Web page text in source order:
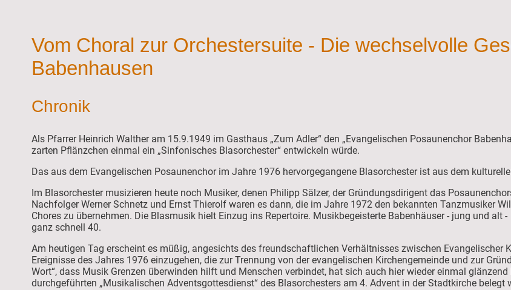
Vom Choral zur Orchestersuite - Die wechselvolle
Babenhausen
Chronik
Als Pfarrer Heinrich Walther am 15.9.1949 im Gasthaus „Zum Adler“ den „Evangelischen Posaunenchor
zarten Pflänzchen einmal ein „Sinfonisches Blasorchester“ entwickeln würde.
Das aus dem Evangelischen Posaunenchor im Jahre 1976 hervorgegangene Blasorchester ist aus dem
Im Blasorchester musizieren heute noch Musiker, denen Philipp Sälzer, der Gründungsdirigent das
Nachfolger Werner Schnetz und Ernst Thierolf waren es dann, die im Jahre 1972 den bekannten Tanzmusiker
Chores zu übernehmen. Die Blasmusik hielt Einzug ins Repertoire. Musikbegeisterte Babenhäuser - jung und
ganz schnell 40.
Am heutigen Tag erscheint es müßig, angesichts des freundschaftlichen Verhältnisses zwischen Evangelischer
Ereignisse des Jahres 1976 einzugehen, die zur Trennung von der evangelischen Kirchengemeinde und zur
Wort“, dass Musik Grenzen überwinden hilft und Menschen verbindet, hat sich auch hier wieder einmal
durchgeführten „Musikalischen Adventsgottesdienst“ des Blasorchesters am 4. Advent in der Stadtkirche belegt